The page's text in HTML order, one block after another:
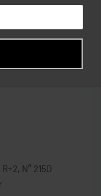
Noir
OVS KIDS
N° 215D